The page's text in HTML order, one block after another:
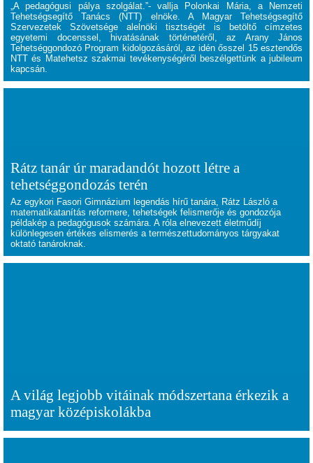
„A pedagógusi pálya szolgálat.”- vallja Polonkai Mária, a Nemzeti
Tehetségsegítő Tanács (NTT) elnöke. A Magyar Tehetségsegítő
Szervezetek Szövetsége alelnöki tisztségét is betöltő címzetes
egyetemi docenssel, hivatásának történetéről, az Arany János
Tehetséggondozó Program kidolgozásáról, az idén ősszel 15 esztendős
NTT és Matehetsz szakmai tevékenységéről beszélgettünk a jubileum
kapcsán.
Rátz tanár úr maradandót hozott létre a
tehetséggondozás terén
Az egykori Fasori Gimnázium legendás hírű tanára, Rátz László a
matematikatanítás reformere, tehetségek felismerője és gondozója
példakép a pedagógusok számára. A róla elnevezett életműdíj
különlegesen értékes elismerés a természettudományos tárgyakat
oktató tanároknak.
A világ legjobb vitáinak módszertana érkezik a
magyar középiskolákba